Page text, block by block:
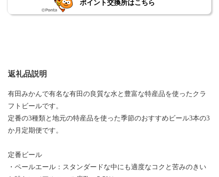
ポイント交換所はこちら
返礼品説明
有田みかんで有名な有田の良質な水と豊富な特産品を使ったクラ
フトビールです。
定番の3種類と地元の特産品を使った季節のおすすめビール3本の3
か月定期便です。
定番ビール
・ペールエール：スタンダードな中にも適度なコクと苦みのきい